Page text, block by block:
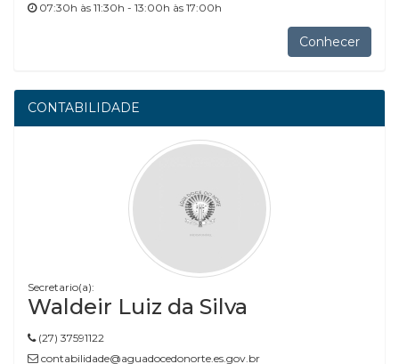
07:30h às 11:30h - 13:00h às 17:00h
Conhecer
CONTABILIDADE
Secretario(a):
Waldeir Luiz da Silva
(27) 37591122
contabilidade@aguadocedonorte.es.gov.br